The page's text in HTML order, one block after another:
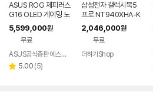
ASUS ROG 제피러스
G16 OLED 게이밍 노
트북 인텔 U9 RTX50
70 발로란트
5,599,000원
무료
ASUS공식총판 에스라이즈
별 5.00 리
(5)
삼성전자 갤럭시북5
프로 NT940XHA-K
51A WIN11Home 탑
재 대학생 사무용
2,046,000원
무료
더하기Shop